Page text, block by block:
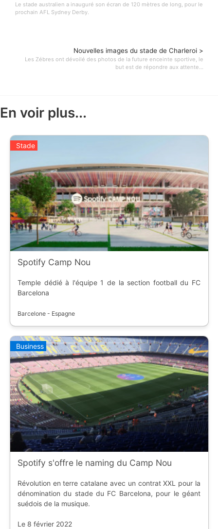
Le stade australien a inauguré son écran de 120 mètres de long, pour le
prochain AFL Sydney Derby.
Nouvelles images du stade de Charleroi >
Les Zébres ont dévoilé des photos de la future enceinte sportive, le
but est de répondre aux attente...
En voir plus...
Stade
Spotify Camp Nou
Temple dédié à l'équipe 1 de la section football du FC
Barcelona
Barcelone - Espagne
Business
Spotify s'offre le naming du Camp Nou
Révolution en terre catalane avec un contrat XXL pour la
dénomination du stade du FC Barcelona, pour le géant
suédois de la musique.
Le 8 février 2022